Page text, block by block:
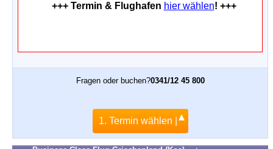
+++ Termin & Flughafen hier wählen! +++
Fragen oder buchen?0341/12 45 800
1. Termin wählen |